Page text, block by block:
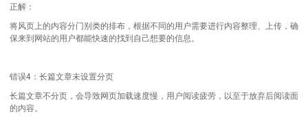
正解：
将风页上的内容分门别类的排布，根据不同的用户需要进行内容整理、上传，确
保来到网站的用户都能快速的找到自己想要的信息。
错误4：长篇文章未设置分页
长篇文章不分页，会导致网页加载速度慢，用户阅读疲劳，以至于放弃后阅读面
的内容。